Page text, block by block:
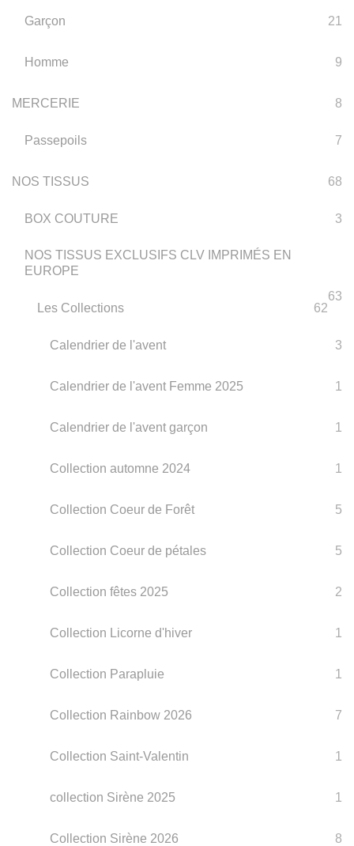
Garçon 21
Homme 9
MERCERIE 8
Passepoils 7
NOS TISSUS 68
BOX COUTURE 3
NOS TISSUS EXCLUSIFS CLV IMPRIMÉS EN
EUROPE
63
Les Collections
62
Calendrier de l'avent 3
Calendrier de l'avent Femme 2025 1
Calendrier de l'avent garçon 1
Collection automne 2024 1
Collection Coeur de Forêt 5
Collection Coeur de pétales 5
Collection fêtes 2025 2
Collection Licorne d'hiver 1
Collection Parapluie 1
Collection Rainbow 2026 7
Collection Saint-Valentin 1
collection Sirène 2025 1
Collection Sirène 2026 8